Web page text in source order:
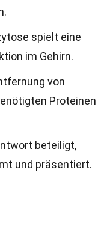
spielt eine
im Gehirn.
von
Proteinen
beteiligt,
und präsentiert.